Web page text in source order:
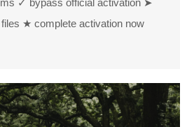
✓ bypass official activation ➤
★ complete activation now